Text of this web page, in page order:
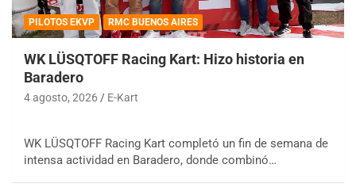
PILOTOS EKVP RMC BUENOS AIRES
WK LÜSQTOFF Racing Kart: Hizo historia en
Baradero
4 agosto, 2026 E-Kart
WK LÜSQTOFF Racing Kart completó un fin de semana de
intensa actividad en Baradero, donde combinó…
IAME SERIES ARGENTINA 6
Baradero (Buenos Aires)